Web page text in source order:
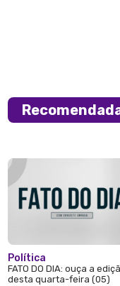
Política
FATO DO DIA: ouça a
desta quarta-feira (05)